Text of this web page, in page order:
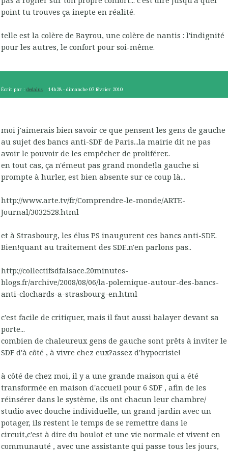
point tu trouves ça inepte en réalité.
telle est la colère de Bayrou, une colère de nantis : l'indignité
pour les autres, le confort pour soi-même.
Écrit par : dedalus 14h28 -dimanche 07 février 2010
moi j'aimerais bien savoir ce que pensent les gens de gauche
au sujet des bancs anti-SDF de Paris...la mairie dit ne pas
avoir le pouvoir de les empêcher de proliférer..
en tout cas, ça n'émeut pas grand monde!la gauche si
prompte à hurler, est bien absente sur ce coup là...
http://www.arte.tv/fr/Comprendre-le-monde/ARTE-
Journal/3032528.html
et à Strasbourg, les élus PS inaugurent ces bancs anti-SDF..
Bien!quant au traitement des SDF..n'en parlons pas..
http://collectifsdfalsace.20minutes-
blogs.fr/archive/2008/08/06/la-polemique-autour-des-bancs-
anti-clochards-a-strasbourg-en.html
c'est facile de critiquer, mais il faut aussi balayer devant sa
porte...
combien de chaleureux gens de gauche sont prêts à inviter le
SDF d'à côté , à vivre chez eux?assez d'hypocrisie!
à côté de chez moi, il y a une grande maison qui a été
transformée en maison d'accueil pour 6 SDF , afin de les
réinsérer dans le système, ils ont chacun leur chambre/
studio avec douche individuelle, un grand jardin avec un
potager, ils restent le temps de se remettre dans le
circuit,c'est à dire du boulot et une vie normale et vivent en
communauté , avec une assistante qui passe tous les jours,